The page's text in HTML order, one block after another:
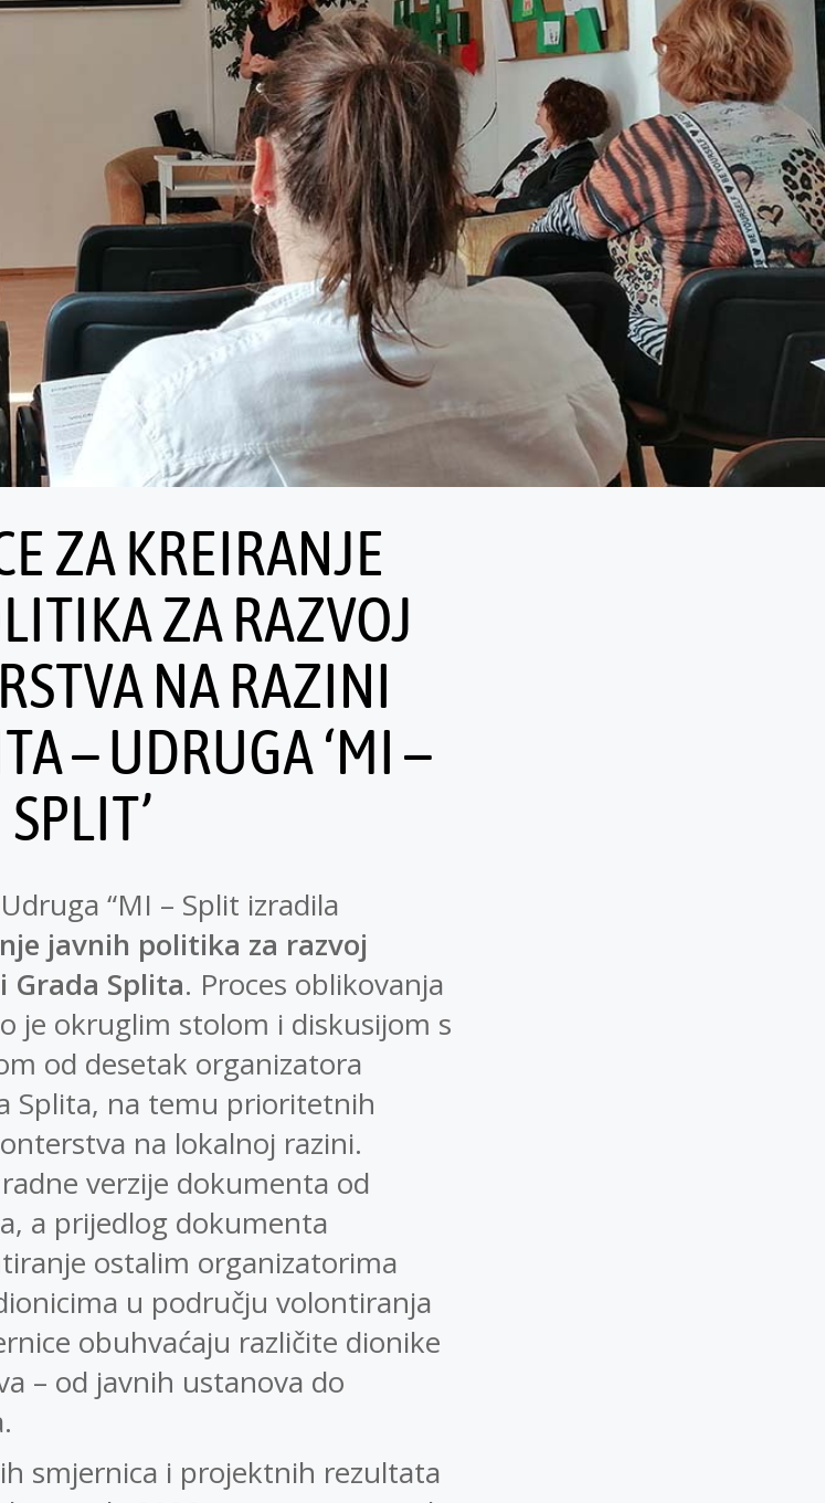
ZA KREIRANJE
ZA RAZVOJ
NA RAZINI
– UDRUGA ‘MI –
SPLIT’
Udruga “MI – Split izradila
javnih politika za razvoj
Grada Splita. Proces oblikovanja
je okruglim stolom i diskusijom s
od desetak organizatora
Splita, na temu prioritetnih
na lokalnoj razini.
verzije dokumenta od
a prijedlog dokumenta
ostalim organizatorima
u području volontiranja
obuhvaćaju različite dionike
– od javnih ustanova do
smjernica i projektnih rezultata